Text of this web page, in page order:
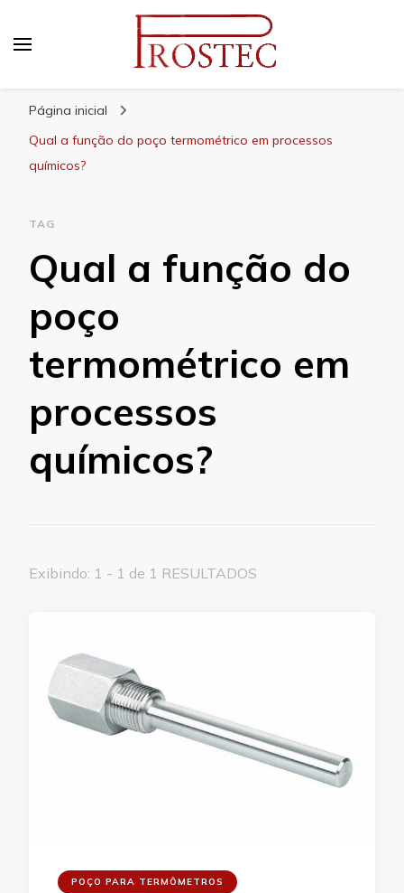
Página inicial
Qual a função do poço termométrico em processos
químicos?
TAG
Qual a função do
poço
termométrico em
processos
químicos?
Exibindo: 1 - 1 de 1 RESULTADOS
POÇO PARA TERMÔMETROS